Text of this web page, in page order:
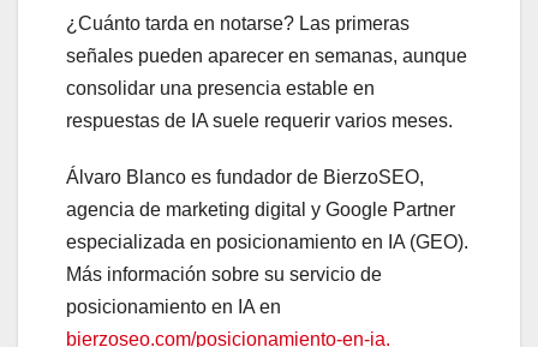
¿Cuánto tarda en notarse? Las primeras
señales pueden aparecer en semanas, aunque
consolidar una presencia estable en
respuestas de IA suele requerir varios meses.
Álvaro Blanco es fundador de BierzoSEO,
agencia de marketing digital y Google Partner
especializada en posicionamiento en IA (GEO).
Más información sobre su servicio de
posicionamiento en IA en
bierzoseo.com/posicionamiento-en-ia.